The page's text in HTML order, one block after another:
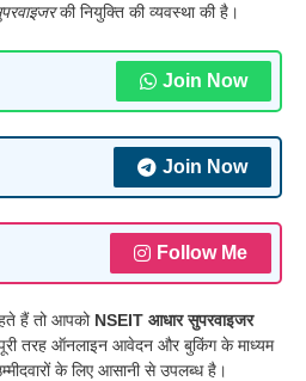
की नियुक्ति की व्यवस्था की है।
Join Now
Join Now
Follow Me
हैं तो आपको NSEIT आधार सुपरवाइजर
पूरी तरह ऑनलाइन आवेदन और बुकिंग के माध्यम
के लिए आसानी से उपलब्ध है।